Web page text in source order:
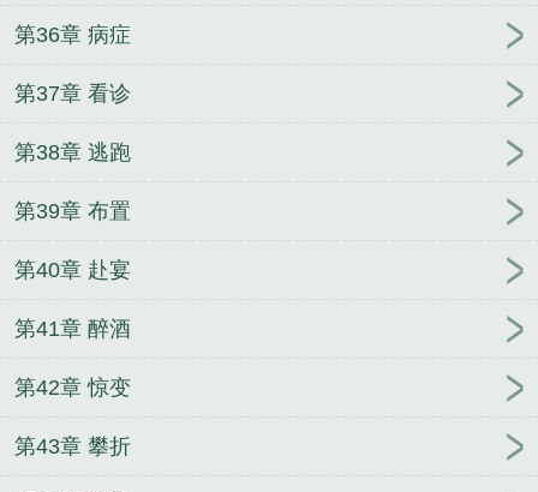
第36章 病症
第37章 看诊
第38章 逃跑
第39章 布置
第40章 赴宴
第41章 醉酒
第42章 惊变
第43章 攀折